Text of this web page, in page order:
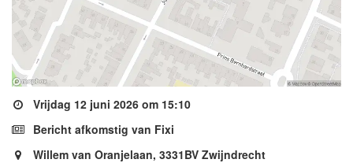
Vrijdag 12 juni 2026 om 15:10
Bericht afkomstig van Fixi
Willem van Oranjelaan, 3331BV Zwijndrecht